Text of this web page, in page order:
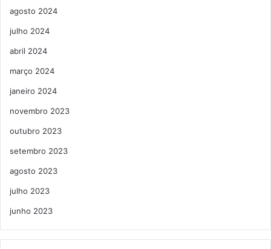
agosto 2024
julho 2024
abril 2024
março 2024
janeiro 2024
novembro 2023
outubro 2023
setembro 2023
agosto 2023
julho 2023
junho 2023